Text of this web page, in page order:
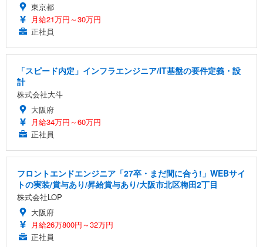
東京都
月給21万円～30万円
正社員
「スピード内定」インフラエンジニア/IT基盤の要件定義・設
計
株式会社大斗
大阪府
月給34万円～60万円
正社員
フロントエンドエンジニア「27卒・まだ間に合う!」WEBサイ
トの実装/賞与あり/昇給賞与あり/大阪市北区梅田2丁目
株式会社LOP
大阪府
月給26万800円～32万円
正社員